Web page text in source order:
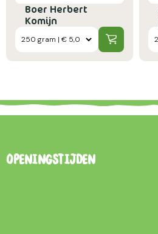
Boer Herbert
Komijn
Openingstijden